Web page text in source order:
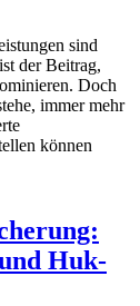
sind
der Beitrag,
Doch
immer mehr
können
Huk-